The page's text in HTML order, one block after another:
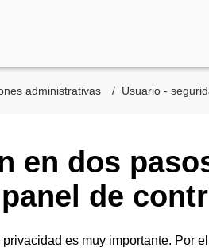
administrativas Usuario -
en dos
de
es muy importante. Por